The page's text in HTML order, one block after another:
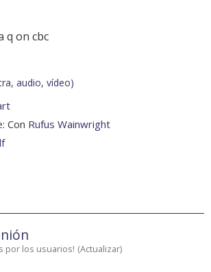
q on cbc
audio, vídeo)
: Con Rufus Wainwright
por los usuarios! (Actualizar)